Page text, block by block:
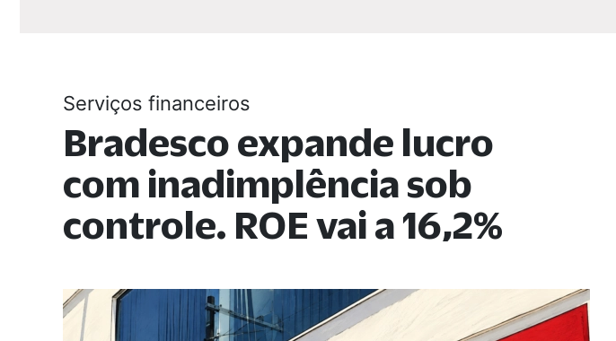
Serviços financeiros
Bradesco expande lucro
com inadimplência sob
controle. ROE vai a 16,2%